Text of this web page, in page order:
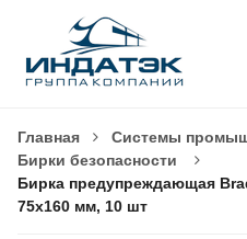
Главная
Системы
Бирки безопасности
Бирка предупреждающая
75x160 мм, 10 шт